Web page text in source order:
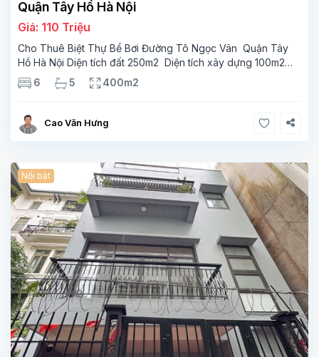
Quận Tây Hồ Hà Nội
Giá: 110 Triệu
Cho Thuê Biệt Thự Bể Bơi Đường Tô Ngọc Vân Quận Tây
Hồ Hà Nội Diện tích đất 250m2 Diện tích xây dựng 100m2
Xây 4 tầng, 6 phòng ngủ 5 phòng tắm Tầng 1, , phòng
khách , phòng bếp-1wc Tầng 2, 2 phòng
6 5 400m2
Cao Văn Hưng
Nổi bật